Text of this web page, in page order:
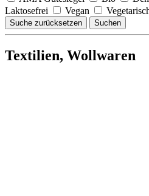
Laktosefrei
Vegan
Suche zurücksetzen Suchen
Textilien, Wollwaren